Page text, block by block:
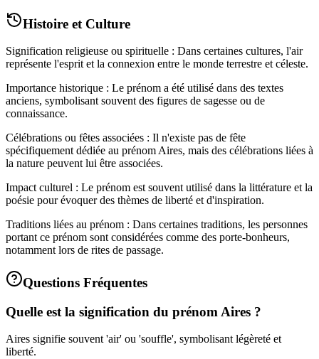
Histoire et Culture
Signification religieuse ou spirituelle : Dans certaines cultures, l'air
représente l'esprit et la connexion entre le monde terrestre et céleste.
Importance historique : Le prénom a été utilisé dans des textes
anciens, symbolisant souvent des figures de sagesse ou de
connaissance.
Célébrations ou fêtes associées : Il n'existe pas de fête
spécifiquement dédiée au prénom Aires, mais des célébrations liées à
la nature peuvent lui être associées.
Impact culturel : Le prénom est souvent utilisé dans la littérature et la
poésie pour évoquer des thèmes de liberté et d'inspiration.
Traditions liées au prénom : Dans certaines traditions, les personnes
portant ce prénom sont considérées comme des porte-bonheurs,
notamment lors de rites de passage.
Questions Fréquentes
Quelle est la signification du prénom Aires ?
Aires signifie souvent 'air' ou 'souffle', symbolisant légèreté et
liberté.